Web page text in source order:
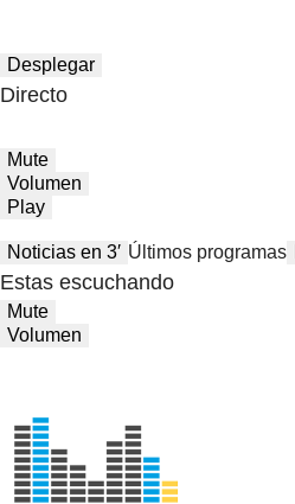
Desplegar
Directo
Mute
Volumen
Play
Noticias en 3′ Últimos programas
Estas escuchando
Mute
Volumen